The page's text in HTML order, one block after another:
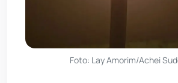
Foto: Lay Amorim/Achei